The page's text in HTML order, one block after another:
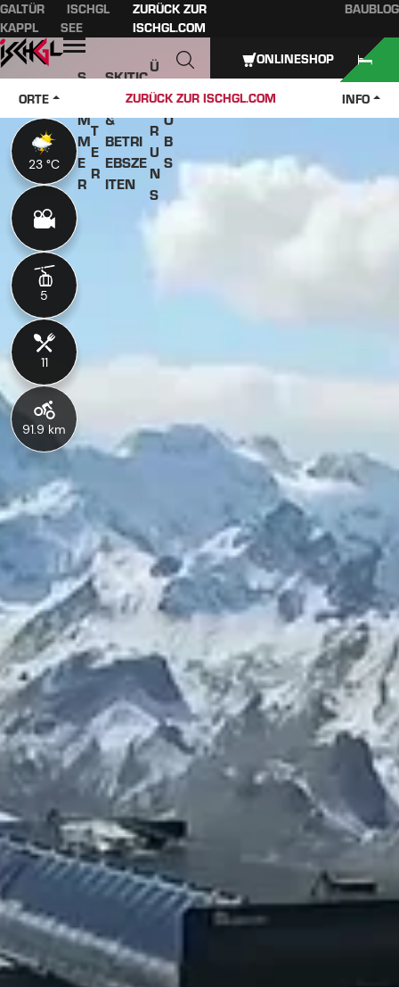
Hauptinhalt
Inhaltsverzeichnis
Hauptnavigation
Inhaltsverzeichnis
GALTÜR
ISCHGL
KAPPL
SEE
ZURÜCK ZUR
ISCHGL.COM
BAUBLOG
Öffnen
S
M
M
E
R
T
E
R
SKITIC
KETS
&
BETRI
EBSZE
ITEN
Ü
B
E
R
U
N
S
J
O
B
S
ORTE ZURÜCK ZUR ISCHGL.COM INFO
ONLINESHOP
23 °C
5
11
91.9 km
23 °C
5
11